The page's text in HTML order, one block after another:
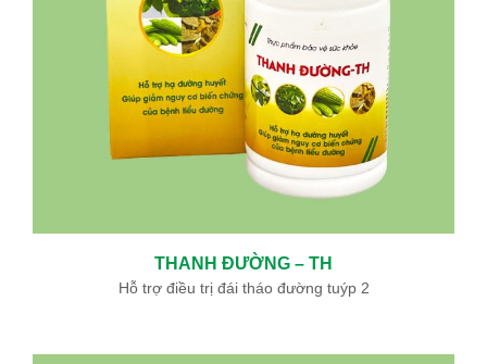
THANH ĐƯỜNG – TH
Hỗ trợ điều trị đái tháo đường tuýp 2